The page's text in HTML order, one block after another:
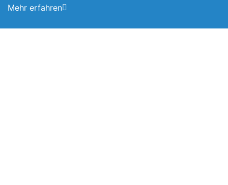
Mehr erfahren